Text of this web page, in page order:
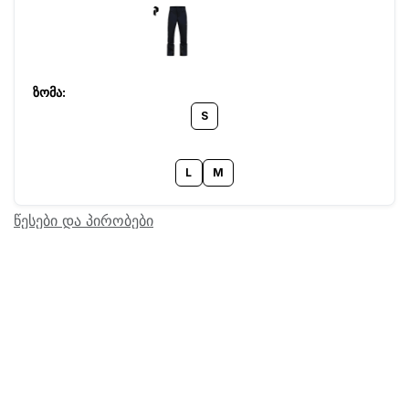
S
L M
წესები და პირობები